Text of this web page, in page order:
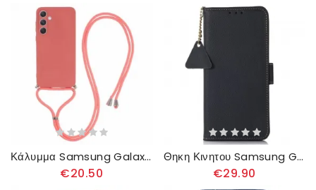
Κάλυμμα Samsung Galaxy A55 5g Στο Cordon Rouge Hawthorn
€20.50
Θηκη Κινητου Samsung Galaxy A55 5g Θήκες Κινητών Με Προστασία Rfid
€29.90